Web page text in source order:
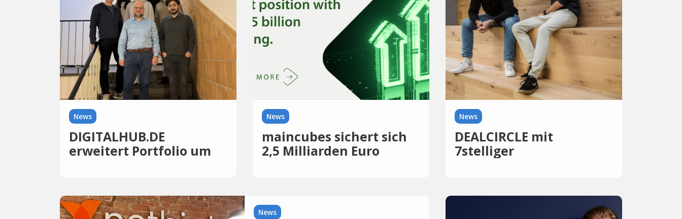
News
DIGITALHUB.DE
erweitert Portfolio um
News
maincubes sichert sich
2,5 Milliarden Euro
News
DEALCIRCLE mit
7stelliger
News